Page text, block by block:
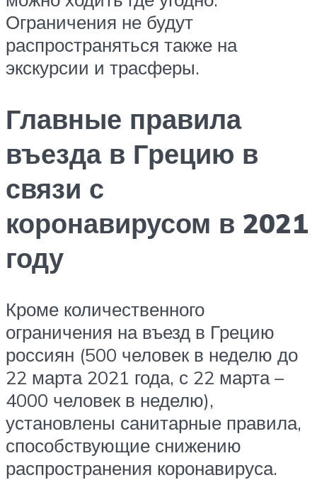
Ограничения не будут
распространяться также на
экскурсии и трасферы.
Главные правила
въезда в Грецию в
связи с
коронавирусом в 2021
году
Кроме количественного
ограничения на въезд в Грецию
россиян (500 человек в неделю до
22 марта 2021 года, с 22 марта –
4000 человек в неделю),
установлены санитарные правила,
способствующие снижению
распространения коронавируса.